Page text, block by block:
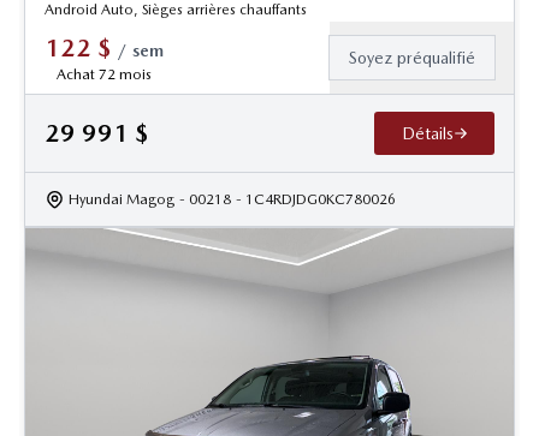
Android Auto, Sièges arrières chauffants
122 $ / sem
Achat 72 mois
Soyez préqualifié
29 991 $ Détails
Hyundai Magog - 00218 - 1C4RDJDG0KC780026